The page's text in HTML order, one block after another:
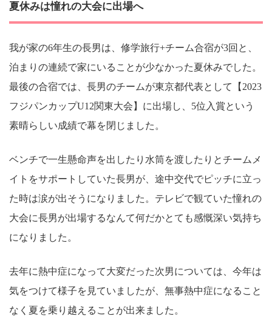
夏休みは憧れの大会に出場へ
我が家の6年生の長男は、修学旅行+チーム合宿が3回と、
泊まりの連続で家にいることが少なかった夏休みでした。
最後の合宿では、長男のチームが東京都代表として【2023
フジパンカップU12関東大会】に出場し、5位入賞という
素晴らしい成績で幕を閉じました。
ベンチで一生懸命声を出したり水筒を渡したりとチームメ
イトをサポートしていた長男が、途中交代でピッチに立っ
た時は涙が出そうになりました。テレビで観ていた憧れの
大会に長男が出場するなんて何だかとても感慨深い気持ち
になりました。
去年に熱中症になって大変だった次男については、今年は
気をつけて様子を見ていましたが、無事熱中症になること
なく夏を乗り越えることが出来ました。